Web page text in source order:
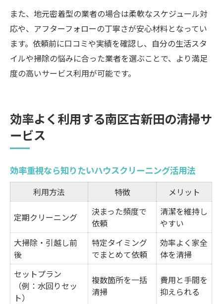
また、地元密着型の業者の場合は柔軟なスケジュール対
応や、アフターフォローの丁寧さが安心材料となってい
ます。依頼前に口コミや実績を確認し、自分の生活スタ
イルや掃除の悩みに合った業者を選ぶことで、より満足
度の高いサービス利用が可能です。
効率よく利用する南区古新田の清掃サ
ービス
効率重視なら知りたいハウスクリーニング活用法
利用方法 特徴 メリット
定期クリーニング
決まった頻度で
依頼
清潔を維持し
やすい
大掃除・引越し前
後
特定タイミング
でまとめて依頼
効率よく家全
体を清掃
セットプラン
（例：水回りセッ
ト）
複数箇所を一括
清掃
費用と手間を
抑えられる